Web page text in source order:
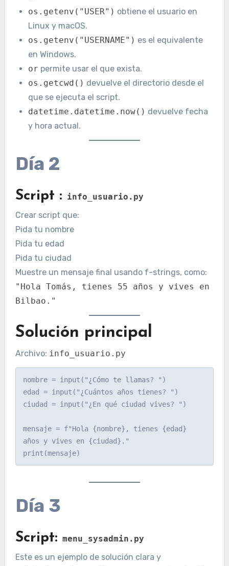
os.getenv("USER") obtiene el usuario en
Linux y macOS.
os.getenv("USERNAME") es el equivalente
en Windows.
or permite usar el que exista.
os.getcwd() devuelve el directorio desde el
que se ejecuta el script.
datetime.datetime.now() devuelve fecha
y hora actual.
Día 2
Script : info_usuario.py
Crear script que:
Pida tu nombre
Pida tu edad
Pida tu ciudad
Muestre un mensaje final usando f-strings, como:
"Hola Tomás, tienes 55 años y vives en
Bilbao."
Solución principal
Archivo: info_usuario.py
nombre = input("¿Cómo te llamas? ")
edad = input("¿Cuántos años tienes? ")
ciudad = input("¿En qué ciudad vives? ")
mensaje = f"Hola {nombre}, tienes {edad}
años y vives en {ciudad}."
print(mensaje)
Día 3
Script: menu_sysadmin.py
Este es un ejemplo de solución clara y